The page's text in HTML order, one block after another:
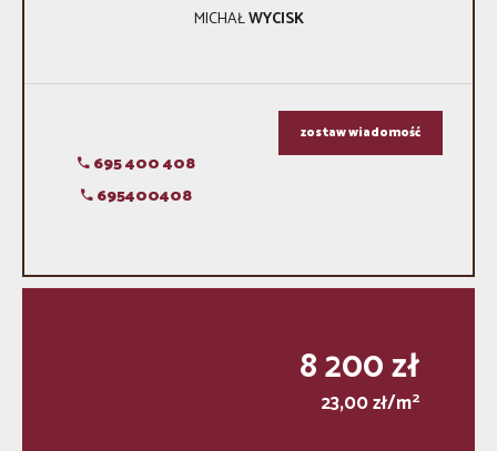
MICHAŁWYCISK
695 400 408
695400408
zostaw wiadomość
8 200 zł
23,00 zł/m2